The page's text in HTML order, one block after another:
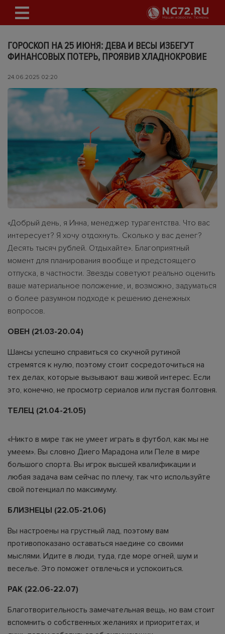
ГОРОСКОП НА 25 ИЮНЯ: ДЕВА И ВЕСЫ ИЗБЕГУТ
ФИНАНСОВЫХ ПОТЕРЬ, ПРОЯВИВ ХЛАДНОКРОВИЕ
24.06.2025 02:20
«Добрый день, я Инна, менеджер турагентства. Что вас
интересует? Я хочу отдохнуть. Сколько у вас денег?
Десять тысяч рублей. Отдыхайте». Благоприятный
момент для планирования вообще и предстоящего
отпуска, в частности. Звезды советуют реально оценить
ваше материальное положение, и, возможно, задуматься
о более разумном подходе к решению денежных
вопросов.
ОВЕН (21.03-20.04)
Шансы успешно справиться со скучной рутиной
стремятся к нулю, поэтому стоит сосредоточиться на
тех делах, которые вызывают ваш живой интерес. Если
это, конечно, не просмотр сериалов или пустая болтовня.
ТЕЛЕЦ (21.04-21.05)
«Никто в мире так не умеет играть в футбол, как мы не
умеем». Вы словно Диего Марадона или Пеле в мире
большого спорта. Вы игрок высшей квалификации и
любая задача вам сейчас по плечу, так что используйте
свой потенциал по максимуму.
БЛИЗНЕЦЫ (22.05-21.06)
Вы настроены на грустный лад, поэтому вам
противопоказано оставаться наедине со своими
мыслями. Идите в люди, туда, где море огней, шум и
веселье. Это поможет отвлечься и успокоиться.
РАК (22.06-22.07)
Благотворительность замечательная вещь, но вам стоит
вспомнить о собственных желаниях и приоритетах, и